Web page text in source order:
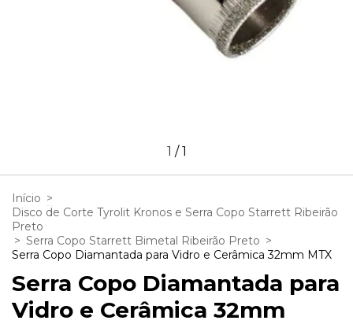
1 /1
Início >
Disco de Corte Tyrolit Kronos e Serra Copo Starrett Ribeirão
Preto
> Serra Copo Starrett Bimetal Ribeirão Preto >
Serra Copo Diamantada para Vidro e Cerâmica 32mm MTX
Serra Copo Diamantada para
Vidro e Cerâmica 32mm